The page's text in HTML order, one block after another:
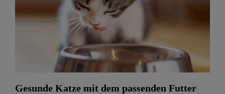
Gesunde Katze mit dem passenden Futter